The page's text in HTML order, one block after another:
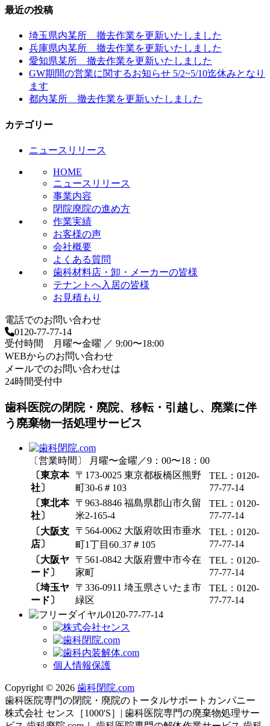
最近の投稿
埼玉県内某所 撤去作業を更新いたしました
兵庫県内某所 撤去作業を更新いたしました
愛知県某所 撤去作業を更新いたしました
GW期間の営業に関するお知らせ 5/2~5/10迄休みとなり
ます
都内某所 撤去作業を更新いたしました
カテゴリー
ニュースリリース
HOME
ニュースリリース
事業内容
閉院廃院の進め方
作業実績
お客様の声
会社概要
よくある質問
歯科材料店・卸・メーカーの皆様
テナントへ入居の皆様
お見積もり
電話でのお問い合わせ
0120-77-77-14
受付時間 月曜〜金曜 ／ 9:00〜18:00
WEBからのお問い合わせ
メールでのお問い合わせは
24時間受付中
歯科医院の閉院・廃院、移転・引越し、廃業に伴
う廃棄物一括処理サービス
〔営業時間〕 月曜〜金曜／9：00〜18：00
〔東京本
社〕
〒173-0025 東京都板橋区熊野
町30-6＃103
TEL：0120-
77-77-14
〔東北本
社〕
〒963-8846 福島県郡山市久留
米2-165-4
TEL：0120-
77-77-14
〔大阪支
店〕
〒564-0062 大阪府吹田市垂水
町1丁目60₋37＃105
TEL：0120-
77-77-14
〔大阪ヤ
ード〕
〒561-0842 大阪府豊中市今在
家町
TEL：0120-
77-77-14
〔埼玉ヤ
ード〕
〒336-0911 埼玉県さいたま市
緑区
TEL：0120-
77-77-14
0120-77-77-14
個人情報保護
Copyright © 2026 歯科閉院.com
歯科医院専門の閉院・廃院のトータルサポートカンパニー
株式会社 センス［1000'S］| 歯科医院専門の廃棄物処理サー